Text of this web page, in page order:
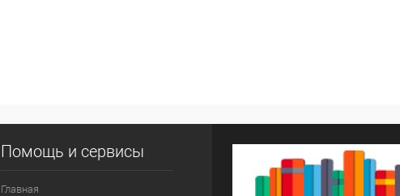
Помощь и сервисы
Главная